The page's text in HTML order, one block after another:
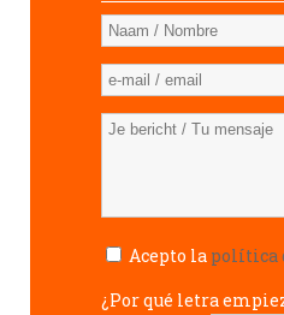
Acepto la política
¿Por qué letra